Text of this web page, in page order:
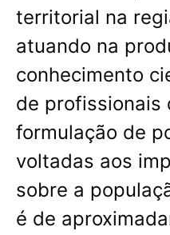
territorial na
atuando na
conhecimento
de profissionais
formulação de
voltadas aos
sobre a
é de